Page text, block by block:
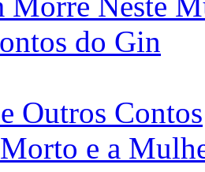
do Gin
Outros Contos
e a